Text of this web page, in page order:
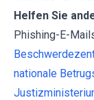
Helfen Sie
Phishing-E-
nationale